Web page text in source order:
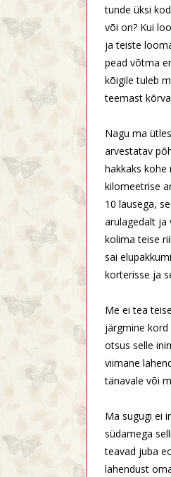
tunde üksi
või on? Kui
ja teiste
pead võtma
kõigile tuleb
teemast
Nagu ma
arvestatav
hakkaks
kilomeetrise
10 lausega,
arulagedalt ja
kolima teise
sai
korterisse ja
Me ei tea
järgmine
otsus selle
viimane
tänavale või
Ma sugugi ei
südamega
teavad juba
lahendust